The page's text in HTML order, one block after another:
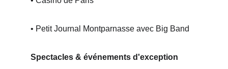
• Petit Journal Montparnasse avec Big Band
Spectacles & événements d'exception